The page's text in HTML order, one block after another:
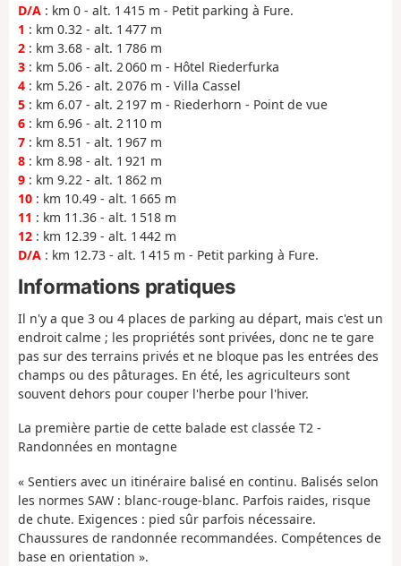
D/A : km 0 - alt. 1 415 m - Petit parking à Fure.
1 : km 0.32 - alt. 1 477 m
2 : km 3.68 - alt. 1 786 m
3 : km 5.06 - alt. 2 060 m - Hôtel Riederfurka
4 : km 5.26 - alt. 2 076 m - Villa Cassel
5 : km 6.07 - alt. 2 197 m - Riederhorn - Point de vue
6 : km 6.96 - alt. 2 110 m
7 : km 8.51 - alt. 1 967 m
8 : km 8.98 - alt. 1 921 m
9 : km 9.22 - alt. 1 862 m
10 : km 10.49 - alt. 1 665 m
11 : km 11.36 - alt. 1 518 m
12 : km 12.39 - alt. 1 442 m
D/A : km 12.73 - alt. 1 415 m - Petit parking à Fure.
Informations pratiques
Il n'y a que 3 ou 4 places de parking au départ, mais c'est un
endroit calme ; les propriétés sont privées, donc ne te gare
pas sur des terrains privés et ne bloque pas les entrées des
champs ou des pâturages. En été, les agriculteurs sont
souvent dehors pour couper l'herbe pour l'hiver.
La première partie de cette balade est classée T2 -
Randonnées en montagne
« Sentiers avec un itinéraire balisé en continu. Balisés selon
les normes SAW : blanc-rouge-blanc. Parfois raides, risque
de chute. Exigences : pied sûr parfois nécessaire.
Chaussures de randonnée recommandées. Compétences de
base en orientation ».